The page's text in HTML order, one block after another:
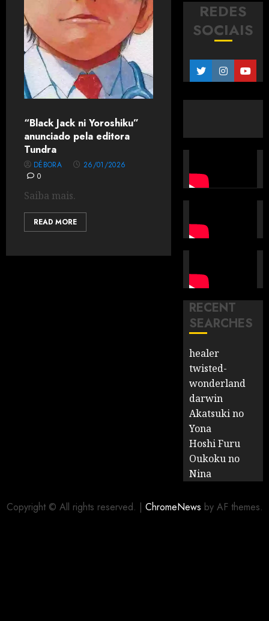
“Black Jack ni Yoroshiku”
anunciado pela editora
Tundra
DÉBORA
26/01/2026
0
Saiba mais.
READ MORE
REDES
SOCIAIS
RECENT
SEARCHES
healer
twisted-
wonderland
darwin
Akatsuki no
Yona
Hoshi Furu
Oukoku no
Nina
Copyright © All rights reserved. | ChromeNews by AF themes.